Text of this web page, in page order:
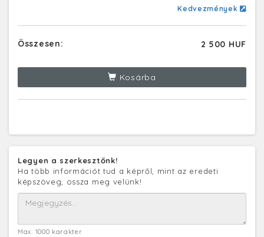
Kedvezmények
Összesen: 2 500 HUF
Kosárba
Legyen a szerkesztőnk!
Ha több információt tud a képről, mint az eredeti
képszöveg, ossza meg velünk!
Max. 1000 karakter